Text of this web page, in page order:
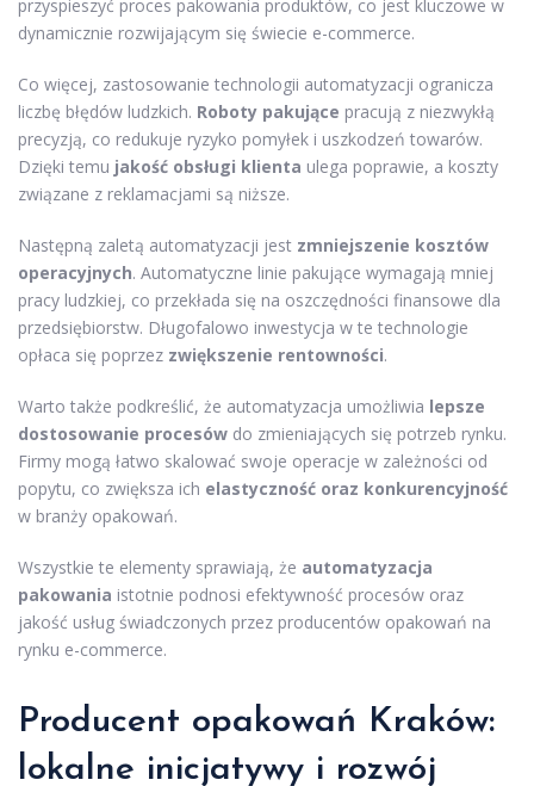
przyspieszyć proces pakowania produktów, co jest kluczowe w
dynamicznie rozwijającym się świecie e-commerce.
Co więcej, zastosowanie technologii automatyzacji ogranicza
liczbę błędów ludzkich. Roboty pakujące pracują z niezwykłą
precyzją, co redukuje ryzyko pomyłek i uszkodzeń towarów.
Dzięki temu jakość obsługi klienta ulega poprawie, a koszty
związane z reklamacjami są niższe.
Następną zaletą automatyzacji jest zmniejszenie kosztów
operacyjnych. Automatyczne linie pakujące wymagają mniej
pracy ludzkiej, co przekłada się na oszczędności finansowe dla
przedsiębiorstw. Długofalowo inwestycja w te technologie
opłaca się poprzez zwiększenie rentowności.
Warto także podkreślić, że automatyzacja umożliwia lepsze
dostosowanie procesów do zmieniających się potrzeb rynku.
Firmy mogą łatwo skalować swoje operacje w zależności od
popytu, co zwiększa ich elastyczność oraz konkurencyjność
w branży opakowań.
Wszystkie te elementy sprawiają, że automatyzacja
pakowania istotnie podnosi efektywność procesów oraz
jakość usług świadczonych przez producentów opakowań na
rynku e-commerce.
Producent opakowań Kraków:
lokalne inicjatywy i rozwój